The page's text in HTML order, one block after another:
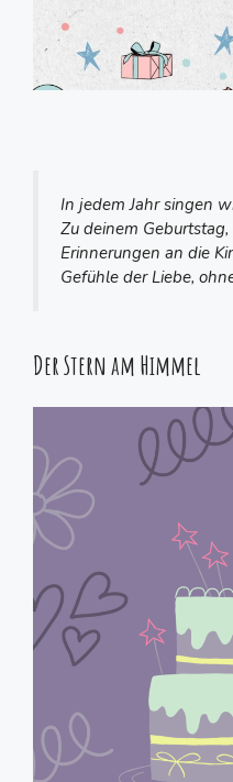
In jedem Jahr singen
Zu deinem
Erinnerungen an die
Gefühle der Liebe,
Der Stern am Himmel